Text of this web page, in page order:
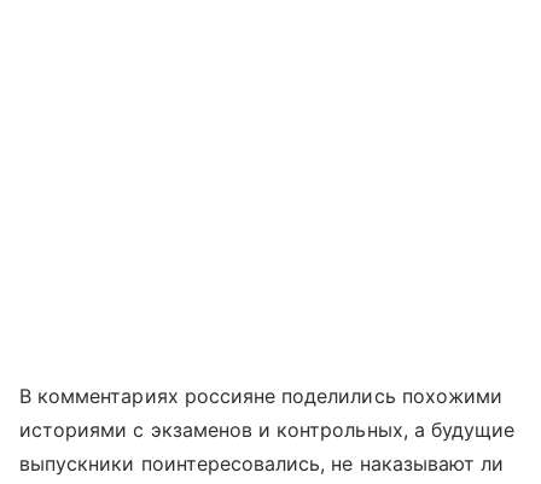
В комментариях россияне поделились похожими
историями с экзаменов и контрольных, а будущие
выпускники поинтересовались, не наказывают ли